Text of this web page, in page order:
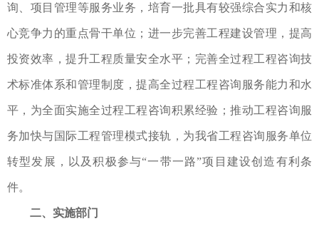
询、项目管理等服务业务，培育一批具有较强综合实力和核
心竞争力的重点骨干单位；进一步完善工程建设管理，提高
投资效率，提升工程质量安全水平；完善全过程工程咨询技
术标准体系和管理制度，提高全过程工程咨询服务能力和水
平，为全面实施全过程工程咨询积累经验；推动工程咨询服
务加快与国际工程管理模式接轨，为我省工程咨询服务单位
转型发展，以及积极参与“一带一路”项目建设创造有利条
件。
二、实施部门